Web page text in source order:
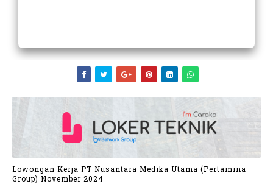
Lowongan Kerja PT Nusantara Medika Utama (Pertamina
Group) November 2024